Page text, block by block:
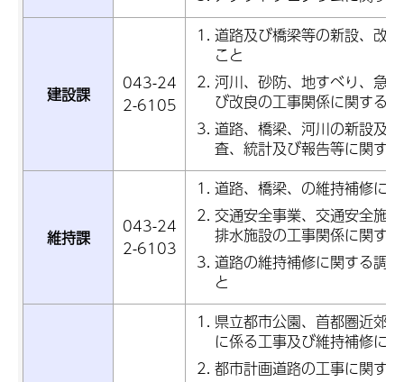
建設課
043-24
2-6105
道路及び橋梁等の新設、改
こと
河川、砂防、地すべり、急
び改良の工事関係に関する
道路、橋梁、河川の新設及
査、統計及び報告等に関す
維持課
043-24
2-6103
道路、橋梁、の維持補修に
交通安全事業、交通安全施
排水施設の工事関係に関す
道路の維持補修に関する調
と
県立都市公園、首都圏近郊
に係る工事及び維持補修に
都市計画道路の工事に関す